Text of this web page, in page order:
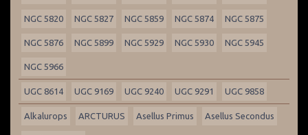
NGC 5820 NGC 5827 NGC 5859 NGC 5874 NGC 5875
NGC 5876 NGC 5899 NGC 5929 NGC 5930 NGC 5945
NGC 5966
UGC 8614 UGC 9169 UGC 9240 UGC 9291 UGC 9858
Alkalurops ARCTURUS Asellus Primus Asellus Secondus